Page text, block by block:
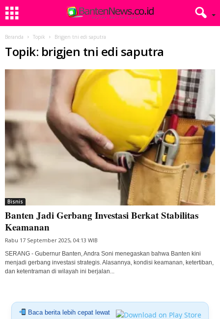
Beranda Topik Brigjen tni edi saputra
Topik: brigjen tni edi saputra
Bisnis
Banten Jadi Gerbang Investasi Berkat Stabilitas
Keamanan
Rabu 17 September 2025, 04:13 WIB
SERANG - Gubernur Banten, Andra Soni menegaskan bahwa Banten kini
menjadi gerbang investasi strategis. Alasannya, kondisi keamanan, ketertiban,
dan ketentraman di wilayah ini berjalan...
Baca berita lebih cepat lewat